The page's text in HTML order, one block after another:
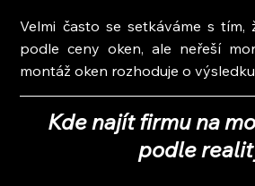
Velmi často se setkáváme s tím,
podle ceny oken, ale neřeší
montáž oken rozhoduje o
Kde najít firmu na
podle